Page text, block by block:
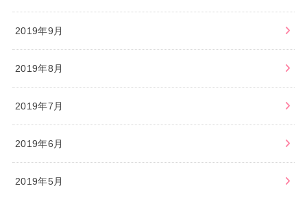
2019年9月
2019年8月
2019年7月
2019年6月
2019年5月